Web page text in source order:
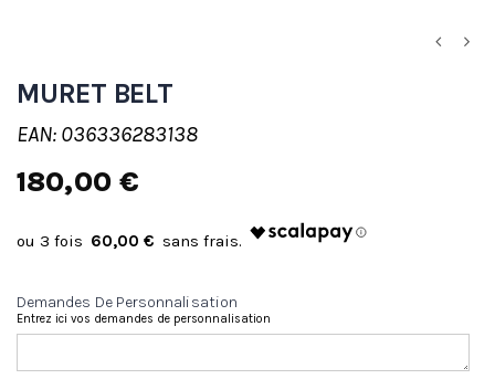
MURET BELT
EAN: 036336283138
180,00 €
60,00 €
Demandes De Personnalisation
Entrez ici vos demandes de personnalisation